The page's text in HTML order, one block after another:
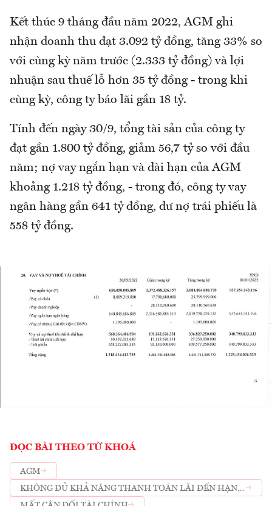
Kết thúc 9 tháng đầu năm 2022, AGM ghi
nhận doanh thu đạt 3.092 tỷ đồng, tăng 33% so
với cùng kỳ năm trước (2.333 tỷ đồng) và lợi
nhuận sau thuế lỗ hơn 35 tỷ đồng - trong khi
cùng kỳ, công ty báo lãi gần 18 tỷ.
Tính đến ngày 30/9, tổng tài sản của công ty
đạt gần 1.800 tỷ đồng, giảm 56,7 tỷ so với đầu
năm; nợ vay ngắn hạn và dài hạn của AGM
khoảng 1.218 tỷ đồng, - trong đó, công ty vay
ngân hàng gần 641 tỷ đồng, dư nợ trái phiếu là
558 tỷ đồng.
ĐỌC BÀI THEO TỪ KHOÁ
AGM
KHÔNG ĐỦ KHẢ NĂNG THANH TOÁN LÃI ĐẾN HẠN
KỲ 3 MÃ TRÁI PHIẾU